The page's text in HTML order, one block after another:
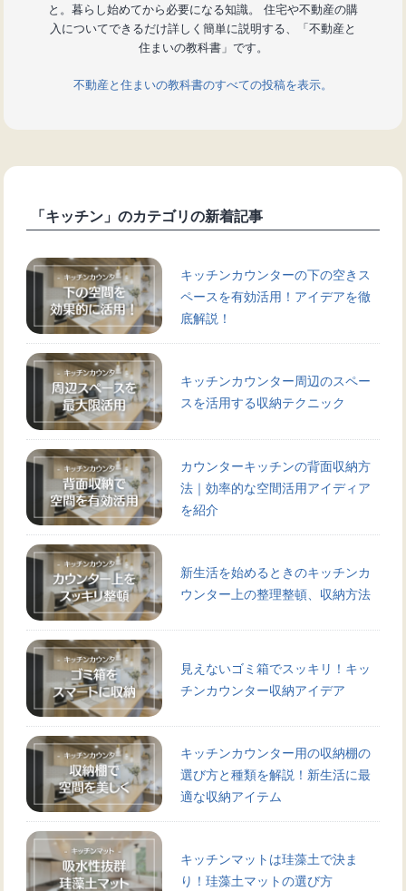
と。暮らし始めてから必要になる知識。 住宅や不動産の購
入についてできるだけ詳しく簡単に説明する、「不動産と
住まいの教科書」です。
不動産と住まいの教科書のすべての投稿を表示。
「キッチン」のカテゴリの新着記事
キッチンカウンターの下の空きス
ペースを有効活用！アイデアを徹
底解説！
キッチンカウンター周辺のスペー
スを活用する収納テクニック
カウンターキッチンの背面収納方
法｜効率的な空間活用アイディア
を紹介
新生活を始めるときのキッチンカ
ウンター上の整理整頓、収納方法
見えないゴミ箱でスッキリ！キッ
チンカウンター収納アイデア
キッチンカウンター用の収納棚の
選び方と種類を解説！新生活に最
適な収納アイテム
キッチンマットは珪藻土で決ま
り！珪藻土マットの選び方